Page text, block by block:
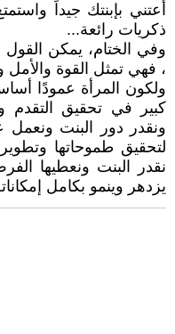
أعتني بإبنتك جيداً
ذكريات رائعة...
وفي الختام، يمكن
، فهي تمثل القوة والأمل
ولكون المرأة عمودًا
كبير في تحقيق التقدم
ونقدر دور البنت ونعمل
لتحقيق طموحاتها
نقدر البنت ونعطيها
يزدهر وينمو بكامل